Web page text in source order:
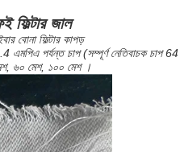
ফিল্টার জাল
বোনা ফিল্টার কাপড়
পর্যন্ত চাপ (সম্পূর্ণ নেতিবাচক
৬০ মেশ, ১০০ মেশ ।